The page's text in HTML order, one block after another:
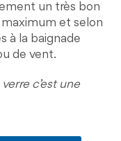
un très bon
et selon
à la baignade
de vent.
c’est une